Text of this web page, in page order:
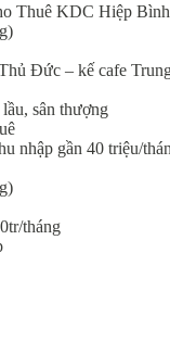
Thuê KDC Hiệp
Đức – kế cafe
sân thượng
nhập gần 40 triệu/
tháng